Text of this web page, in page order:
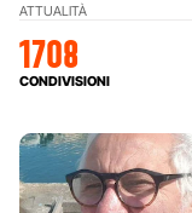
ATTUALITÀ
1708
CONDIVISIONI